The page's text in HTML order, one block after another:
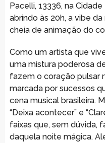
Pacelli, 13336, na
abrindo às 20h, a vibe
cheia de animação do
Como um artista que
uma mistura poderosa
fazem o coração pulsar
marcada por sucessos
cena musical brasileira.
“Deixa acontecer” e
faixas que, sem dúvida,
daquela noite mágica.